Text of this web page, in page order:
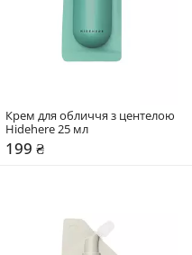
Крем для обличчя з центелою
Hidehere 25 мл
199 ₴